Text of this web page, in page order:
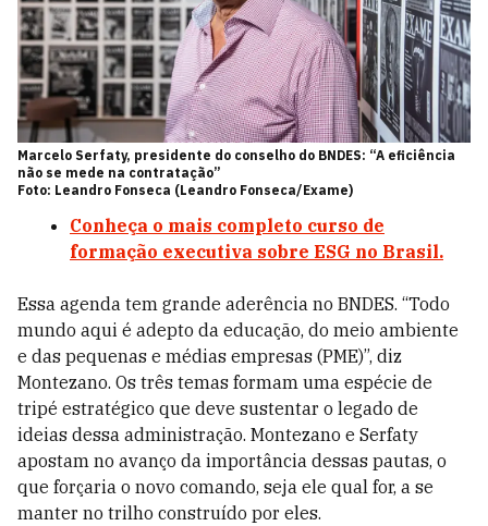
Marcelo Serfaty, presidente do conselho do BNDES: “A eficiência
não se mede na contratação”
Foto: Leandro Fonseca (Leandro Fonseca/Exame)
Conheça o mais completo curso de
formação executiva sobre ESG no Brasil.
Essa agenda tem grande aderência no BNDES. “Todo
mundo aqui é adepto da educação, do meio ambiente
e das pequenas e médias empresas (PME)”, diz
Montezano. Os três temas formam uma espécie de
tripé estratégico que deve sustentar o legado de
ideias dessa administração. Montezano e Serfaty
apostam no avanço da importância dessas pautas, o
que forçaria o novo comando, seja ele qual for, a se
manter no trilho construído por eles.